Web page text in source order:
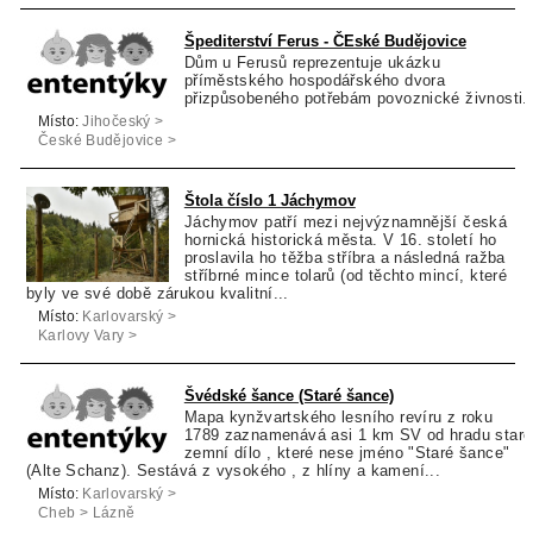
Špediterství Ferus - ČEské Budějovice
Dům u Ferusů reprezentuje ukázku
příměstského hospodářského dvora
přizpůsobeného potřebám povoznické živnosti.
Místo: Jihočeský >
České Budějovice >
Štola číslo 1 Jáchymov
Jáchymov patří mezi nejvýznamnější česká
hornická historická města. V 16. století ho
proslavila ho těžba stříbra a následná ražba
stříbrné mince tolarů (od těchto mincí, které
byly ve své době zárukou kvalitní...
Místo: Karlovarský >
Karlovy Vary >
Švédské šance (Staré šance)
Mapa kynžvartského lesního revíru z roku
1789 zaznamenává asi 1 km SV od hradu staré
zemní dílo , které nese jméno "Staré šance"
(Alte Schanz). Sestává z vysokého , z hlíny a kamení...
Místo: Karlovarský >
Cheb > Lázně